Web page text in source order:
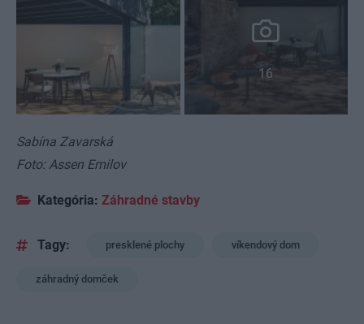
16
Sabína Zavarská
Foto: Assen Emilov
Kategória: Záhradné stavby
Tagy: presklené plochy víkendový dom
záhradný domček